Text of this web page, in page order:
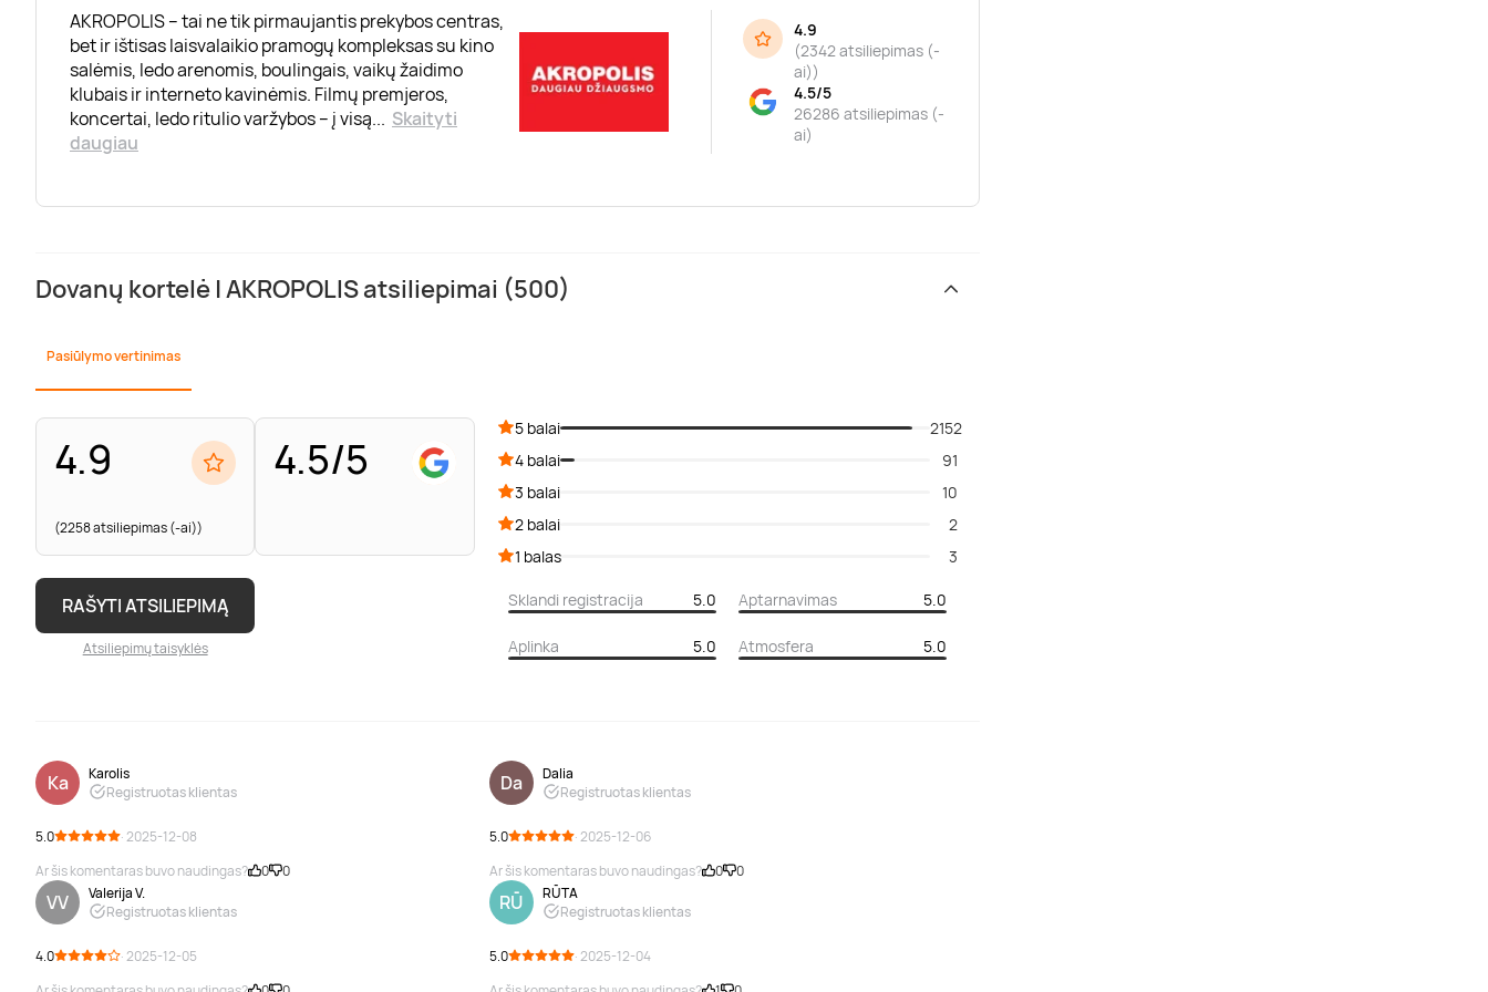
AKROPOLIS – tai ne tik pirmaujantis prekybos centras,
bet ir ištisas laisvalaikio pramogų kompleksas su kino
salėmis, ledo arenomis, boulingais, vaikų žaidimo
klubais ir interneto kavinėmis. Filmų premjeros,
koncertai, ledo ritulio varžybos – į visą... Skaityti
daugiau
4.9
(2342 atsiliepimas (-
ai))
4.5/5
26286 atsiliepimas (-
ai)
Dovanų kortelė | AKROPOLIS atsiliepimai (500)
Pasiūlymo vertinimas
4.9
(2258 atsiliepimas (-ai))
4.5/5
RAŠYTI ATSILIEPIMĄ
Atsiliepimų taisyklės
5 balai
2152
4 balai
91
3 balai
10
2 balai
2
1 balas
3
Sklandi registracija 5.0 Aptarnavimas 5.0
Aplinka 5.0 Atmosfera 5.0
Ka
Karolis
Registruotas klientas
5.0
· 2025-12-08
Ar šis komentaras buvo naudingas?
0 0
Da
Dalia
Registruotas klientas
5.0
· 2025-12-06
Ar šis komentaras buvo naudingas?
0 0
VV
Valerija V.
Registruotas klientas
4.0
· 2025-12-05
RŪ
RŪTA
Registruotas klientas
5.0
· 2025-12-04